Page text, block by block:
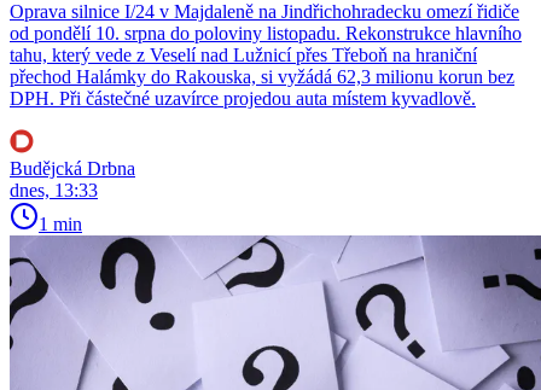
Oprava silnice I/24 v Majdaleně na Jindřichohradecku omezí řidiče
od pondělí 10. srpna do poloviny listopadu. Rekonstrukce hlavního
tahu, který vede z Veselí nad Lužnicí přes Třeboň na hraniční
přechod Halámky do Rakouska, si vyžádá 62,3 milionu korun bez
DPH. Při částečné uzavírce projedou auta místem kyvadlově.
Budějcká Drbna
dnes, 13:33
1 min